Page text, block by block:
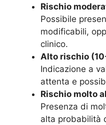
Rischio
Possibile
modificabili,
clinico.
Alto rischio
Indicazione a
attenta e
Rischio molto
Presenza di
alta probabilità